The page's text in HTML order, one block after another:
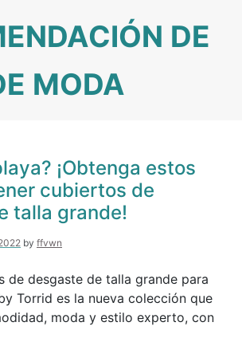
DE
MODA
¡Obtenga estos
cubiertos de
talla grande!
by ffvwn
de desgaste de talla grande para
Torrid es la nueva colección que
moda y estilo experto, con